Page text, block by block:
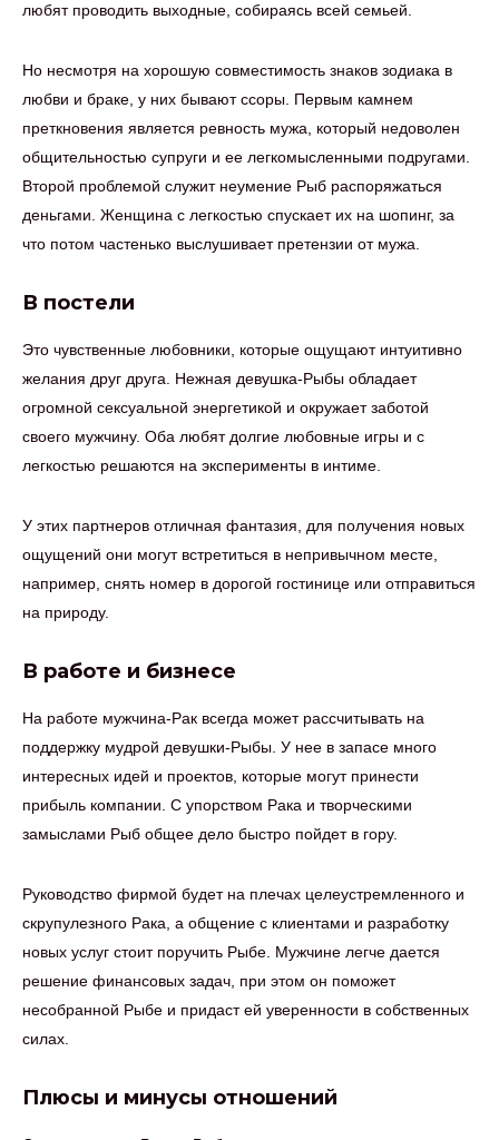
любят проводить выходные, собираясь всей семьей.
Но несмотря на хорошую совместимость знаков зодиака в
любви и браке, у них бывают ссоры. Первым камнем
преткновения является ревность мужа, который недоволен
общительностью супруги и ее легкомысленными подругами.
Второй проблемой служит неумение Рыб распоряжаться
деньгами. Женщина с легкостью спускает их на шопинг, за
что потом частенько выслушивает претензии от мужа.
В постели
Это чувственные любовники, которые ощущают интуитивно
желания друг друга. Нежная девушка-Рыбы обладает
огромной сексуальной энергетикой и окружает заботой
своего мужчину. Оба любят долгие любовные игры и с
легкостью решаются на эксперименты в интиме.
У этих партнеров отличная фантазия, для получения новых
ощущений они могут встретиться в непривычном месте,
например, снять номер в дорогой гостинице или отправиться
на природу.
В работе и бизнесе
На работе мужчина-Рак всегда может рассчитывать на
поддержку мудрой девушки-Рыбы. У нее в запасе много
интересных идей и проектов, которые могут принести
прибыль компании. С упорством Рака и творческими
замыслами Рыб общее дело быстро пойдет в гору.
Руководство фирмой будет на плечах целеустремленного и
скрупулезного Рака, а общение с клиентами и разработку
новых услуг стоит поручить Рыбе. Мужчине легче дается
решение финансовых задач, при этом он поможет
несобранной Рыбе и придаст ей уверенности в собственных
силах.
Плюсы и минусы отношений